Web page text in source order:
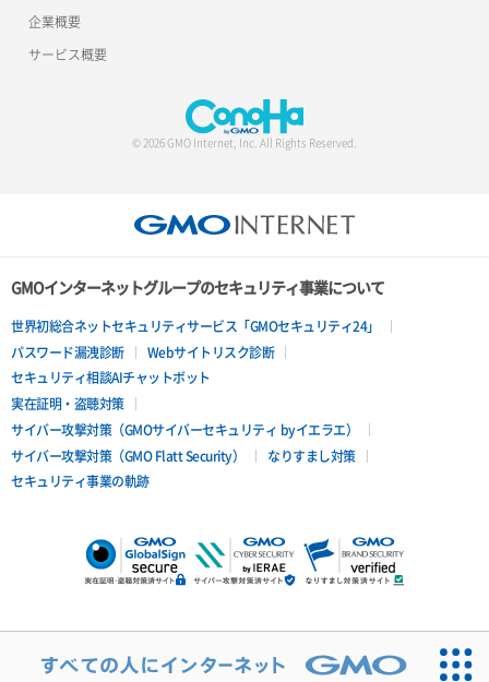
企業概要
サービス概要
© 2026 GMO Internet, Inc. All Rights Reserved.
GMOインターネットグループのセキュリティ事業について
世界初総合ネットセキュリティサービス「GMOセキュリティ24」
パスワード漏洩診断
Webサイトリスク診断
セキュリティ相談AIチャットボット
実在証明・盗聴対策
サイバー攻撃対策（GMOサイバーセキュリティ byイエラエ）
サイバー攻撃対策（GMO Flatt Security）
なりすまし対策
セキュリティ事業の軌跡